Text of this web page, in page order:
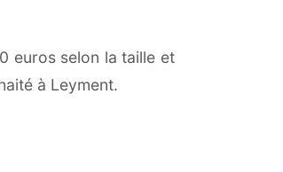
euros selon la taille et
à Leyment.